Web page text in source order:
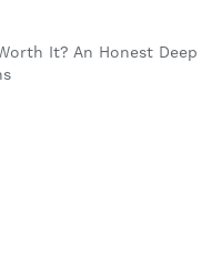
It? An Honest Deep